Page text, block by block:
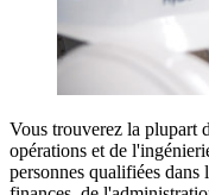
Vous trouverez la plupart
opérations et de
personnes qualifiées